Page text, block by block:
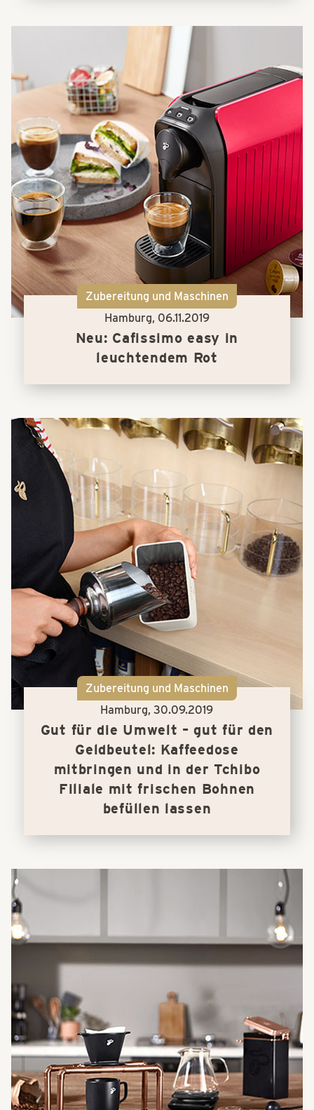
Zubereitung und Maschinen
Hamburg, 06.11.2019
Neu: Cafissimo easy in
leuchtendem Rot
Zubereitung und Maschinen
Hamburg,30.09.2019
Gut für die Umwelt – gut für den
Geldbeutel: Kaffeedose
mitbringen und in der Tchibo
Filiale mit frischen Bohnen
befüllen lassen